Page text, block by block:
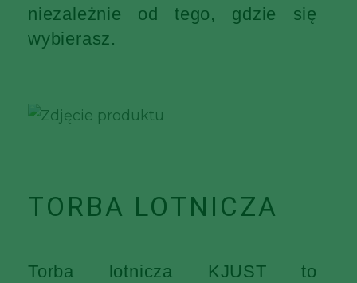
niezależnie od tego, gdzie się
wybierasz.
TORBA LOTNICZA
Torba lotnicza KJUST to